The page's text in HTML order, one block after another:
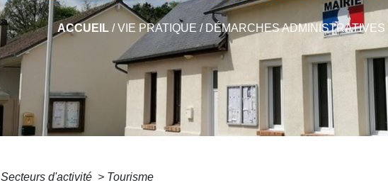
ACCUEIL/VIE PRATIQUE / DÉMARCHES ADMINISTRATIVES
Secteurs d'activité > Tourisme